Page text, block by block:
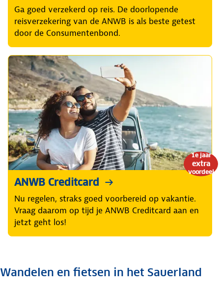
Ga goed verzekerd op reis. De doorlopende
reisverzekering van de ANWB is als beste getest
door de Consumentenbond.
1e jaar
extra
voordeel
ANWB Creditcard
Nu regelen, straks goed voorbereid op vakantie.
Vraag daarom op tijd je ANWB Creditcard aan en
jetzt geht los!
Wandelen en fietsen in het Sauerland